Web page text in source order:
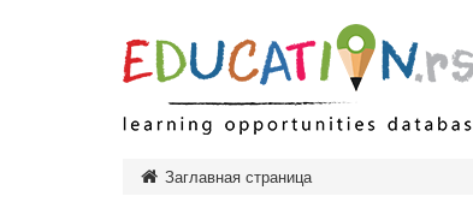
Заглавная страница